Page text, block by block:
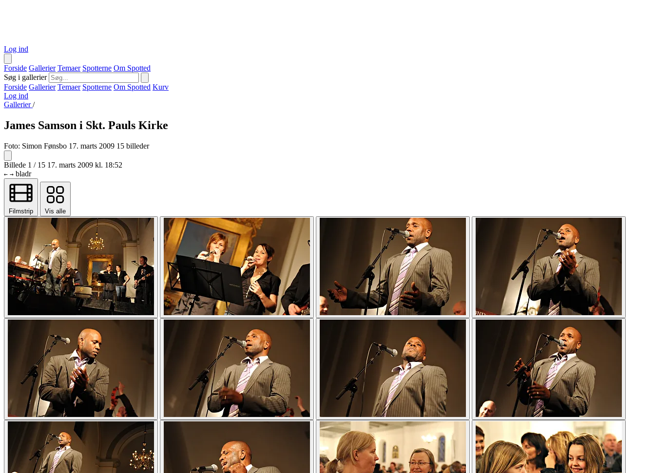
Log ind
Forside Gallerier Temaer Spotterne Om Spotted
Søg i gallerier
Forside Gallerier Temaer Spotterne Om Spotted Kurv
Log ind
Gallerier/
James Samson i Skt. Pauls Kirke
Foto: Simon Fønsbo 17. marts 2009 15 billeder
Billede 1 / 15 17. marts 2009 kl. 18:52
← → bladr
Filmstrip Vis alle